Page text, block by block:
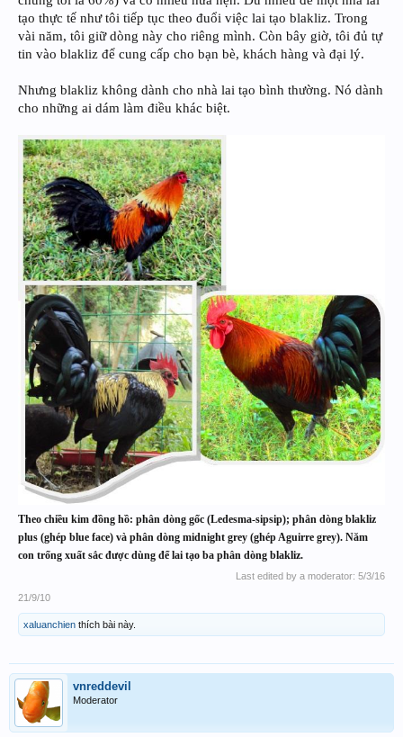
tạo thực tế như tôi tiếp tục theo đuổi việc lai tạo blakliz. Trong
vài năm, tôi giữ dòng này cho riêng mình. Còn bây giờ, tôi đủ tự
tin vào blakliz để cung cấp cho bạn bè, khách hàng và đại lý.
Nhưng blakliz không dành cho nhà lai tạo bình thường. Nó dành
cho những ai dám làm điều khác biệt.
Theo chiều kim đồng hồ: phân dòng gốc (Ledesma-sipsip); phân dòng blakliz
plus (ghép blue face) và phân dòng midnight grey (ghép Aguirre grey). Năm
con trống xuất sắc được dùng để lai tạo ba phân dòng blakliz.
Last edited by a moderator: 5/3/16
21/9/10
xaluanchien thích bài này.
vnreddevil
Moderator